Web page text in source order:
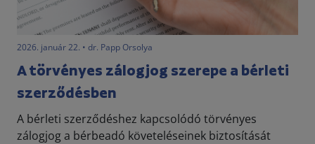
2026. január 22. • dr. Papp Orsolya
A törvényes zálogjog szerepe a bérleti
szerződésben
A bérleti szerződéshez kapcsolódó törvényes
zálogjog a bérbeadó követeléseinek biztosítását